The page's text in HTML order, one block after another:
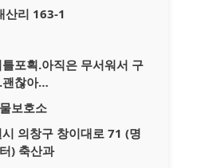
산리 163-1
포획.아직은 무서워서 구
괜찮아…
보호소
의창구 창이대로 71 (명
) 축산과